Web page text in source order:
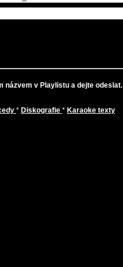
názvem v Playlistu a dejte odeslat.
* Diskografie * Karaoke texty